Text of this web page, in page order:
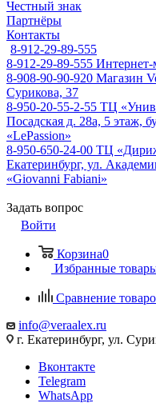
Честный знак
Партнёры
Контакты
8-912-29-89-555
8-912-29-89-555 Интернет-
8-908-90-90-920 Магазин
Сурикова, 37
8-950-20-55-2-55 ТЦ
Посадская д. 28а, 5 этаж,
«LePassion»
8-950-650-24-00 ТЦ
Екатеринбург, ул.
«Giovanni Fabiani»
Задать вопрос
Войти
Корзина0
Избранные
Сравнение
info@veraalex.ru
г. Екатеринбург, ул.
Вконтакте
Telegram
WhatsApp